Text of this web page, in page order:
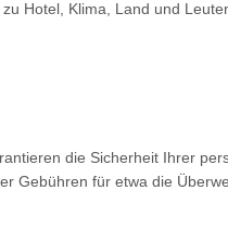
Hotel, Klima, Land und
die Sicherheit Ihrer
Gebühren für etwa die